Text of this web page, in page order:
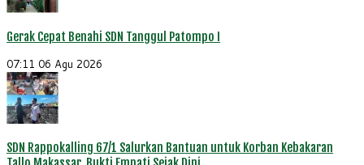
Gerak Cepat Benahi SDN Tanggul Patompo I
07:11 06 Agu 2026
SDN Rappokalling 67/1 Salurkan Bantuan untuk Korban Kebakaran